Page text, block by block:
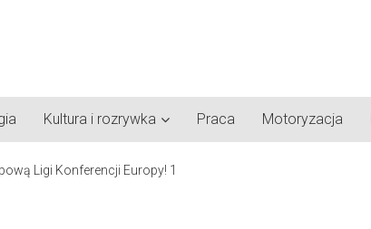
Kultura i rozrywka Praca Motoryzacja